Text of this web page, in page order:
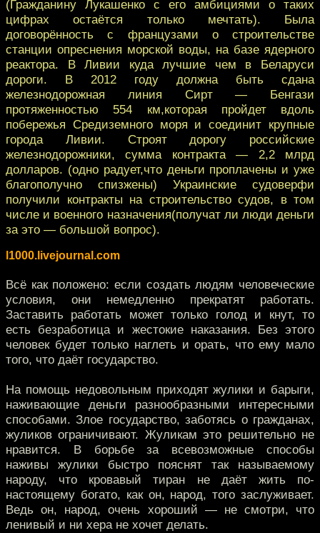
(Гражданину Лукашенко с его амбициями о таких
цифрах остаётся только мечтать). Была
договорённость с французами о строительстве
станции опреснения морской воды, на базе ядерного
реактора. В Ливии куда лучшие чем в Беларуси
дороги. В 2012 году должна быть сдана
железнодорожная линия Сирт — Бенгази
протяженностью 554 км,которая пройдет вдоль
побережья Средиземного моря и соединит крупные
города Ливии. Строят дорогу российские
железнодорожники, сумма контракта — 2,2 млрд
долларов. (одно радует,что деньги проплачены и уже
благополучно спизжены) Украинские судоверфи
получили контракты на строительство судов, в том
числе и военного назначения(получат ли люди деньги
за это — большой вопрос).
l1000.livejournal.com
Всё как положено: если создать людям человеческие
условия, они немедленно прекратят работать.
Заставить работать может только голод и кнут, то
есть безработица и жестокие наказания. Без этого
человек будет только наглеть и орать, что ему мало
того, что даёт государство.
На помощь недовольным приходят жулики и барыги,
наживающие деньги разнообразными интересными
способами. Злое государство, заботясь о гражданах,
жуликов ограничивают. Жуликам это решительно не
нравится. В борьбе за всевозможные способы
наживы жулики быстро пояснят так называемому
народу, что кровавый тиран не даёт жить по-
настоящему богато, как он, народ, того заслуживает.
Ведь он, народ, очень хороший — не смотри, что
ленивый и ни хера не хочет делать.